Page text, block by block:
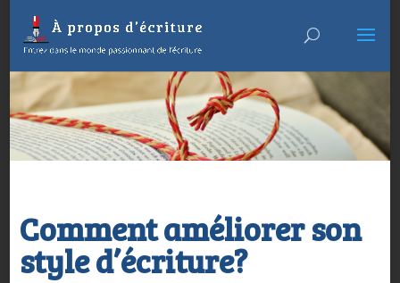
Comment améliorer son
style d’écriture?